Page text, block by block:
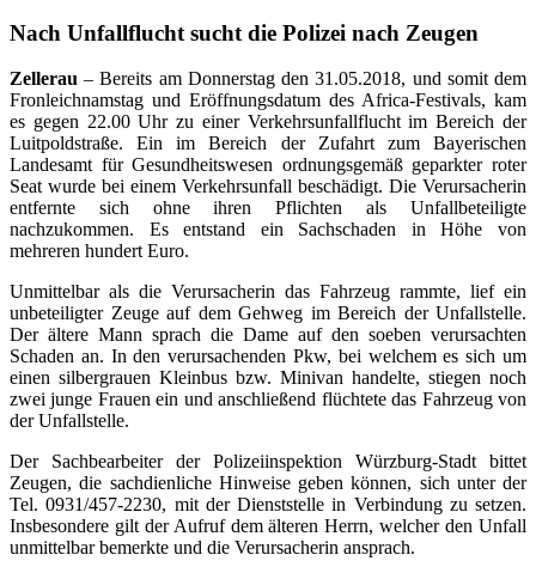
Nach Unfallflucht sucht die Polizei nach Zeugen
Zellerau – Bereits am Donnerstag den 31.05.2018, und somit dem
Fronleichnamstag und Eröffnungsdatum des Africa-Festivals, kam
es gegen 22.00 Uhr zu einer Verkehrsunfallflucht im Bereich der
Luitpoldstraße. Ein im Bereich der Zufahrt zum Bayerischen
Landesamt für Gesundheitswesen ordnungsgemäß geparkter roter
Seat wurde bei einem Verkehrsunfall beschädigt. Die Verursacherin
entfernte sich ohne ihren Pflichten als Unfallbeteiligte
nachzukommen. Es entstand ein Sachschaden in Höhe von
mehreren hundert Euro.
Unmittelbar als die Verursacherin das Fahrzeug rammte, lief ein
unbeteiligter Zeuge auf dem Gehweg im Bereich der Unfallstelle.
Der ältere Mann sprach die Dame auf den soeben verursachten
Schaden an. In den verursachenden Pkw, bei welchem es sich um
einen silbergrauen Kleinbus bzw. Minivan handelte, stiegen noch
zwei junge Frauen ein und anschließend flüchtete das Fahrzeug von
der Unfallstelle.
Der Sachbearbeiter der Polizeiinspektion Würzburg-Stadt bittet
Zeugen, die sachdienliche Hinweise geben können, sich unter der
Tel. 0931/457-2230, mit der Dienststelle in Verbindung zu setzen.
Insbesondere gilt der Aufruf dem älteren Herrn, welcher den Unfall
unmittelbar bemerkte und die Verursacherin ansprach.